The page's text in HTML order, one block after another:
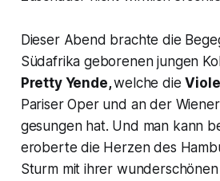
Dieser Abend brachte die
Südafrika geborenen jungen
Pretty Yende,welche die
Pariser Oper und an der
gesungen hat. Und man kann
eroberte die Herzen des
Sturm mit ihrer